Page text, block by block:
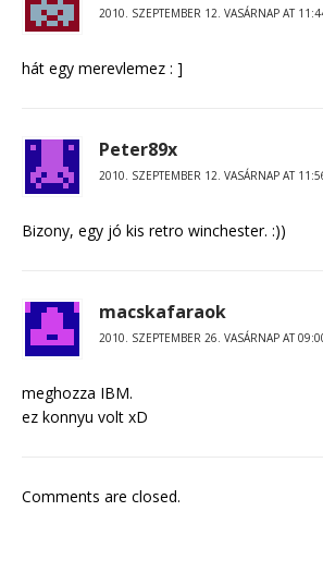
2010. SZEPTEMBER 12. VASÁRNAP AT
hát egy merevlemez : ]
Peter89x
2010. SZEPTEMBER 12. VASÁRNAP AT
Bizony, egy jó kis retro winchester. :))
macskafaraok
2010. SZEPTEMBER 26. VASÁRNAP AT
meghozza IBM.
ez konnyu volt xD
Comments are closed.